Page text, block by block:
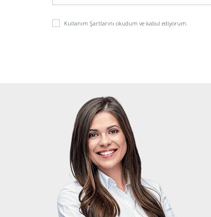
Kullanım Şartlarını okudum ve kabul ediyorum.